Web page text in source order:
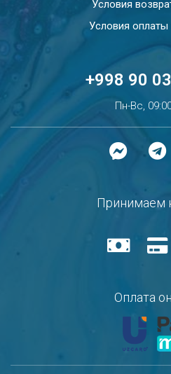
Условия
Условия оплаты
+998 90
Пн-Вс,
Принимаем
Оплата